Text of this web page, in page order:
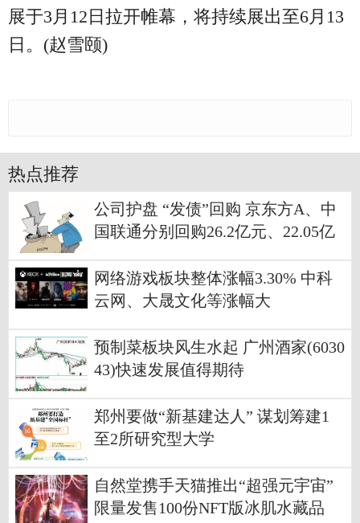
展于3月12日拉开帷幕，将持续展出至6月13
日。(赵雪颐)
热点推荐
公司护盘 “发债”回购 京东方A、中
国联通分别回购26.2亿元、22.05亿
网络游戏板块整体涨幅3.30% 中科
云网、大晟文化等涨幅大
预制菜板块风生水起 广州酒家(6030
43)快速发展值得期待
郑州要做“新基建达人” 谋划筹建1
至2所研究型大学
自然堂携手天猫推出“超强元宇宙”
限量发售100份NFT版冰肌水藏品